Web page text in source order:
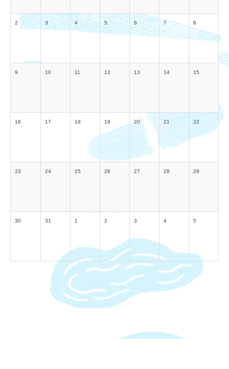
2 3 4 5 6 7 8
9 10 11 12 13 14 15
16 17 18 19 20 21 22
23 24 25 26 27 28 29
30 31 1 2 3 4 5